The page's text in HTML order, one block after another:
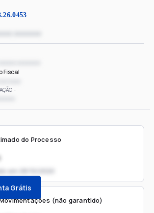
Fiscal
do Processo
em
Grátis
(não garantido)